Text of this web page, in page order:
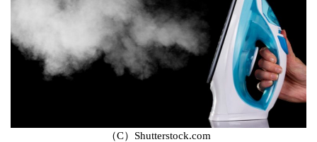
（C）Shutterstock.com